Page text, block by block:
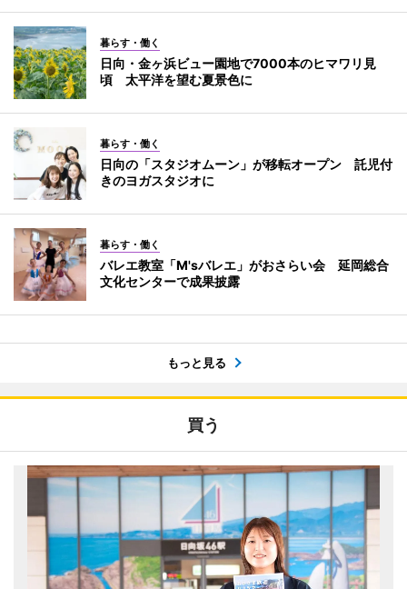
暮らす・働く
日向・金ヶ浜ビュー園地で7000本のヒマワリ見
頃 太平洋を望む夏景色に
暮らす・働く
日向の「スタジオムーン」が移転オープン 託児付
きのヨガスタジオに
暮らす・働く
バレエ教室「M'sバレエ」がおさらい会 延岡総合
文化センターで成果披露
もっと見る
買う